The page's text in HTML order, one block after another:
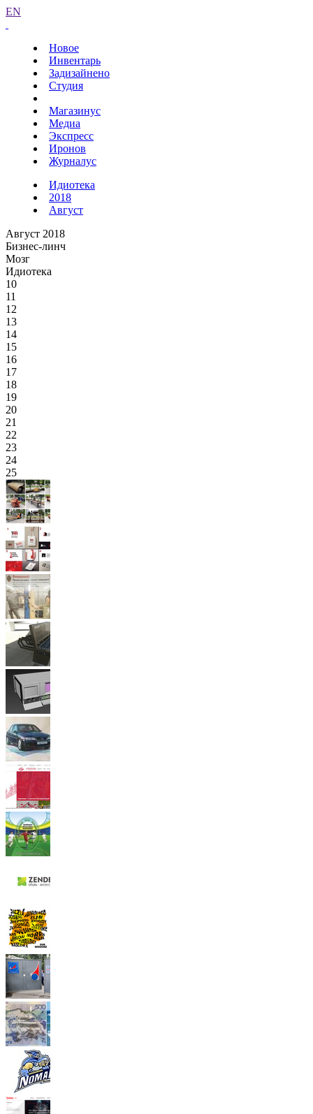
EN
Новое
Инвентарь
Задизайнено
Студия
Магазинус
Медиа
Экспресс
Иронов
Журналус
Идиотека
2018
Август
Август 2018
Бизнес-линч
Мозг
Идиотека
10
11
12
13
14
15
16
17
18
19
20
21
22
23
24
25